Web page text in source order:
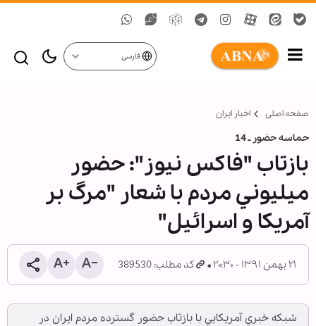
فارسی
صفحه اصلی اخبار ایران
حماسه حضور ـ 14
بازتاب "فاکس نيوز": حضور
ميليوني مردم با شعار "مرگ بر
آمريکا و اسرائيل"
۲۱ بهمن ۱۳۹۱ - ۲۰:۳۰ کد مطلب: 389530
شبکه خبري آمريکايي با بازتاب حضور گسترده مردم ايران در